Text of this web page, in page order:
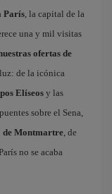
París, la capital de la
una y mil visitas
ofertas de
de la icónica
Elíseosy las
sobre el Sena,
Montmartre, de
no se acaba